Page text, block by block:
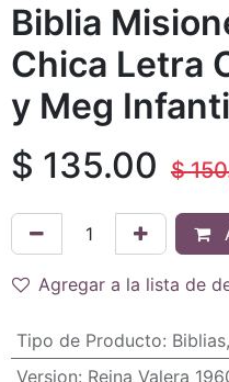
Biblia
Chica Letra
y Meg
$ 135.00 $
Agregar a la lista de
Tipo de Producto: Biblias,
Version: Reina Valera